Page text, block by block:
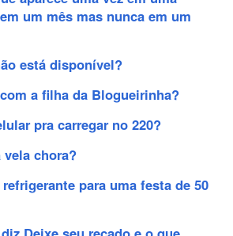
um mês mas nunca em um
está disponível?
a filha da Blogueirinha?
pra carregar no 220?
vela chora?
para uma festa de 50